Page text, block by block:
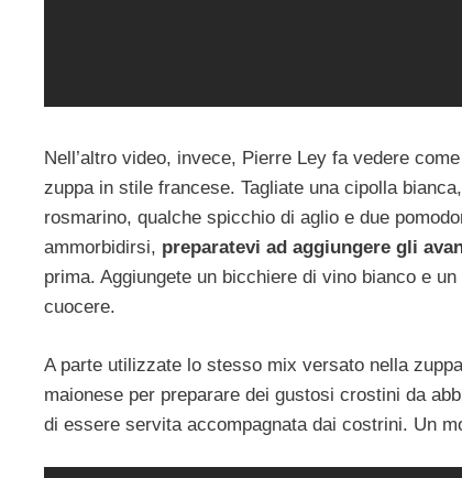
Nell’altro video, invece, Pierre Ley fa vedere
zuppa in stile francese. Tagliate una cipolla
rosmarino, qualche spicchio di aglio e due
ammorbidirsi, preparatevi ad aggiungere gli
prima. Aggiungete un bicchiere di vino bianco e
cuocere.
A parte utilizzate lo stesso mix versato nella
maionese per preparare dei gustosi crostini da
di essere servita accompagnata dai costrini. Un